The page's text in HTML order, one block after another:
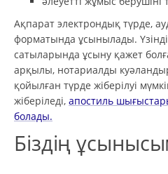
Ақпарат электрондық түрде,
форматында ұсынылады.
сатыларында ұсыну қажет
арқылы, нотариалды
қойылған түрде жіберілуі
жіберіледі, апостиль
болады.
Біздің